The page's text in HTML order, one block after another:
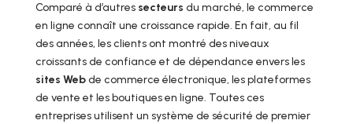
Comparé à d’autres secteurs du marché, le commerce
en ligne connaît une croissance rapide. En fait, au fil
des années, les clients ont montré des niveaux
croissants de confiance et de dépendance envers les
sites Webde commerce électronique, les plateformes
de vente et les boutiques en ligne. Toutes ces
entreprises utilisent un système de sécurité de premier